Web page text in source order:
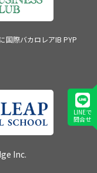
国際バカロレアIB PYP
Inc.
LINEで
問合せ